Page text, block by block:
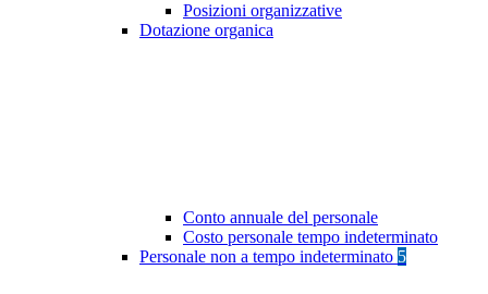
Posizioni organizzative
Dotazione organica
Conto annuale del personale
Costo personale tempo indeterminato
Personale non a tempo indeterminato 5